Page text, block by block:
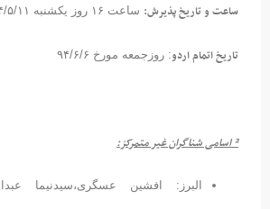
ساعت و تاریخ پذیرش:ساعت ۱۶ روز یکشنبه ۹۴/۵/۱۱
تاریخ اتمام اردو: روزجمعه مورخ ۹۴/۶/۶
²اسامی شناگران غیر متمرکز:
البرز: افشین عسگری،سیدنیما